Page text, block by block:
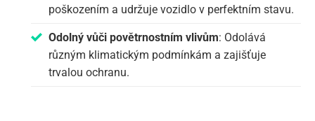
poškozením a udržuje vozidlo v perfektním stavu.
Odolný vůči povětrnostním vlivům: Odolává
různým klimatickým podmínkám a zajišťuje
trvalou ochranu.